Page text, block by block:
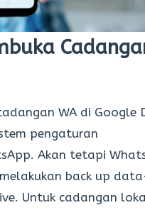
WA di Google
pengaturan
Akan tetapi
back up
Untuk cadangan